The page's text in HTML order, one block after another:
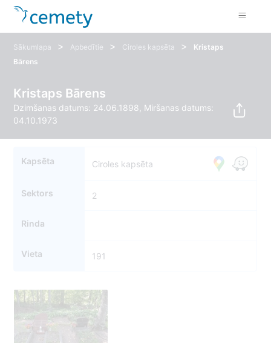
Sākumlapa > Apbedītie > Ciroles kapsēta >
Kristaps
Bārens
Kristaps Bārens
Dzimšanas datums: 24.06.1898, Miršanas datums:
04.10.1973
Kapsēta Ciroles kapsēta
Sektors 2
Rinda
Vieta 191